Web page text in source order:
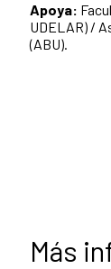
Apoya:
UDELAR) /
(ABU).
Más